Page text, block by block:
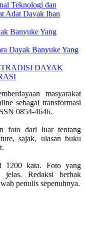
Teknologi dan
Adat Dayak Iban
Banyuke Yang
Dayak Banyuke Yang
DAYAK
masyarakat
sebagai transformasi
0854-4646.
foto dari luar tentang
sajak, ulasan buku
1200 kata. Foto yang
jelas. Redaksi berhak
penulis sepenuhnya.